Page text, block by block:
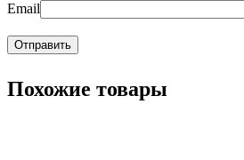
Email
Похожие товары